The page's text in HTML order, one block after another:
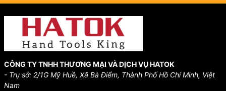
CÔNG TY TNHH THƯƠNG MẠI VÀ DỊCH VỤ HATOK
- Trụ sở: 2/1G Mỹ Huề, Xã Bà Điểm, Thành Phố Hồ Chí Minh, Việt
Nam